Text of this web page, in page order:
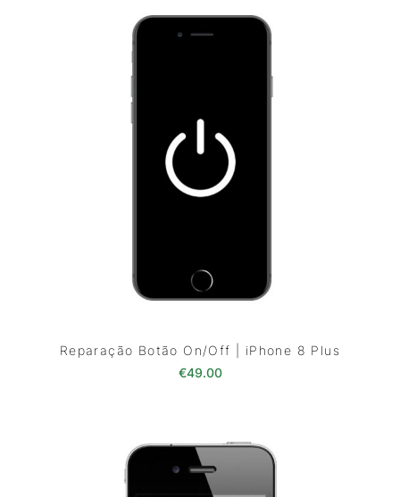
Reparação Botão On/Off | iPhone 8 Plus
€49.00